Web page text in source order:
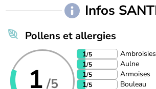
Infos
Pollens et allergies
1 /5
1/5
Ambroisies
1/5
Aulne
1/5
Armoises
1/5
Bouleau